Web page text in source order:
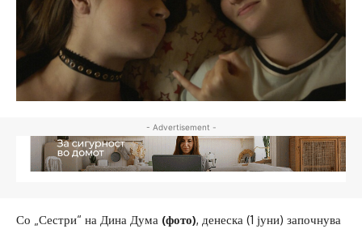
- Advertisement -
Со „Сестри“ на Дина Дума (фото), денеска (1 јуни) започнува